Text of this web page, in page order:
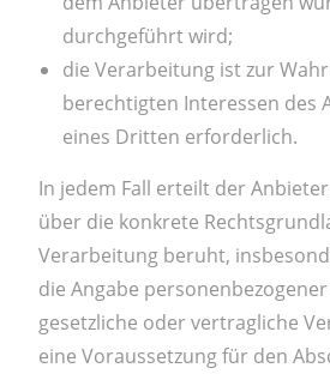
durchgeführt wird;
die Verarbeitung ist zur
berechtigten Interessen des
eines Dritten erforderlich.
In jedem Fall erteilt der
über die konkrete
Verarbeitung beruht,
die Angabe
gesetzliche oder vertragliche
eine Voraussetzung für den